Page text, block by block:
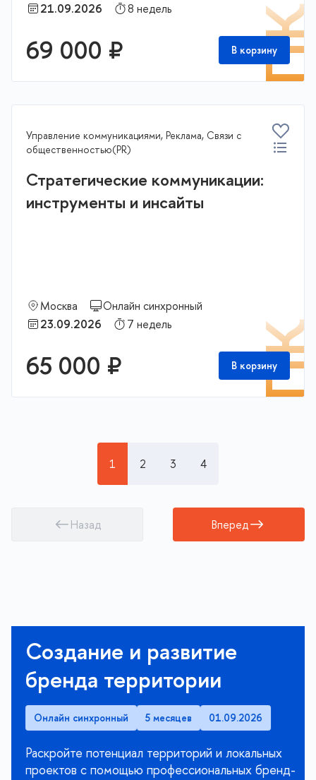
21.09.2026
8 недель
69 000 ₽ В корзину
Управление коммуникациями, Реклама, Связи с
общественностью(PR)
Стратегические коммуникации:
инструменты и инсайты
Москва
Онлайн синхронный
23.09.2026
7 недель
65 000 ₽ В корзину
Назад
1 2 3 4
Вперед
Создание и развитие
бренда территории
Онлайн синхронный 5 месяцев 01.09.2026
Раскройте потенциал территорий и локальных
проектов с помощью профессиональных бренд-